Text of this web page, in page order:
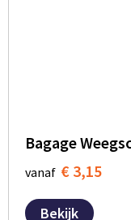
Bagage
vanaf € 3,15
Bekijk